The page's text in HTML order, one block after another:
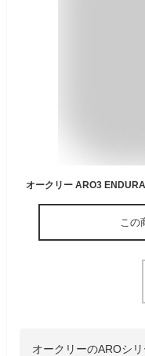
この
オークリーのAROシ